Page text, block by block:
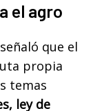
el agro
que el
propia
temas
ley de